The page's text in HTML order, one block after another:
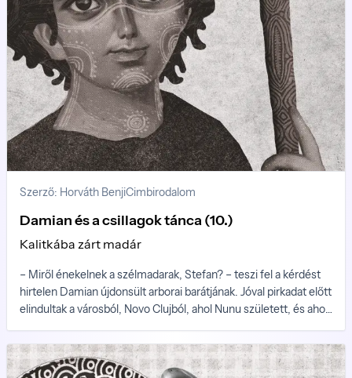
Szerző: Horváth BenjiCimbirodalom
Damian és a csillagok tánca (10.)
Kalitkába zárt madár
– Miről énekelnek a szélmadarak, Stefan? – teszi fel a kérdést
hirtelen Damian újdonsült arborai barátjának. Jóval pirkadat előtt
elindultak a városból, Novo Clujból, ahol Nunu született, és ahol
amelyek létezését megtűrte az Erdő Szelleme...